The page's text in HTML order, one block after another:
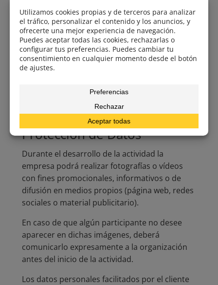
Los participantes deberán seguir en todo
momento las indicaciones del guía
responsable de la actividad. El incumplimiento
de las instrucciones de seguridad o de las
normas establecidas podrá suponer la
9. Derechos de Imagen y
Protección de Datos
Durante el desarrollo de la actividad la
empresa podrá realizar fotografías o vídeos
con fines promocionales, informativos o de
difusión en medios propios (página web, redes
sociales o material publicitario).
En caso de que algún participante no desee
aparecer en dichas imágenes, deberá
comunicarlo expresamente a la organización
antes del inicio de la actividad.
Los datos personales facilitados por el cliente